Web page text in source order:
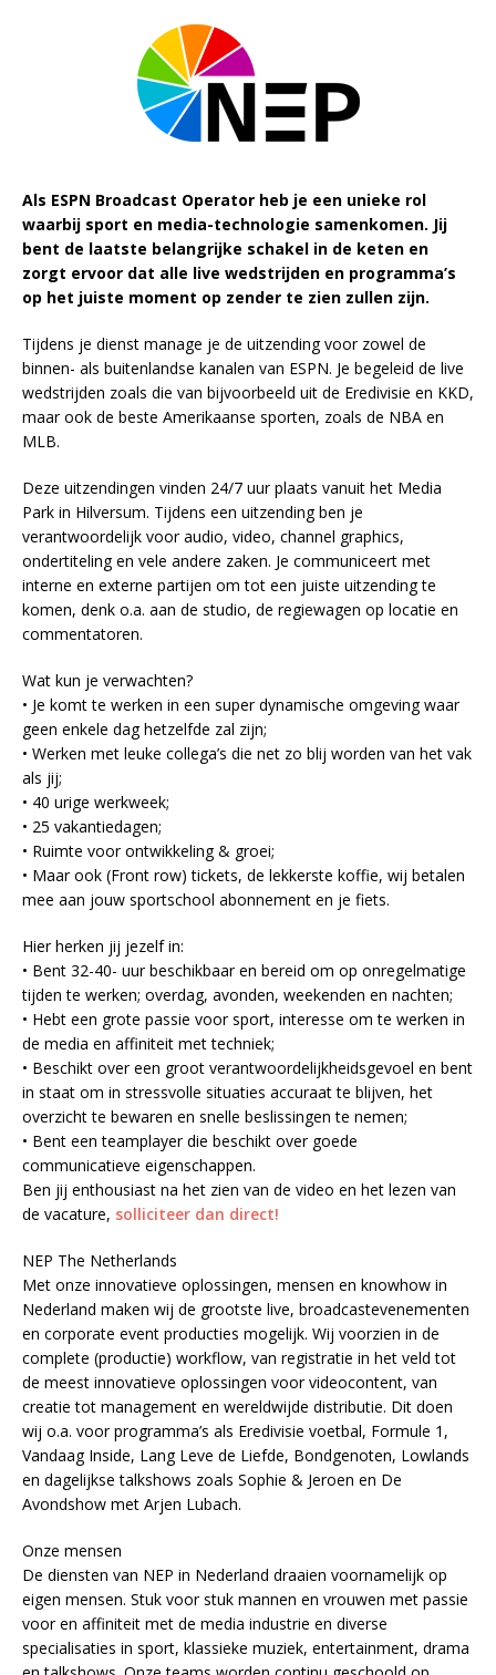
Als ESPN Broadcast Operator heb je een unieke rol
waarbij sport en media-technologie samenkomen. Jij
bent de laatste belangrijke schakel in de keten en
zorgt ervoor dat alle live wedstrijden en programma’s
op het juiste moment op zender te zien zullen zijn.
Tijdens je dienst manage je de uitzending voor zowel de
binnen- als buitenlandse kanalen van ESPN. Je begeleid de live
wedstrijden zoals die van bijvoorbeeld uit de Eredivisie en KKD,
maar ook de beste Amerikaanse sporten, zoals de NBA en
MLB.
Deze uitzendingen vinden 24/7 uur plaats vanuit het Media
Park in Hilversum. Tijdens een uitzending ben je
verantwoordelijk voor audio, video, channel graphics,
ondertiteling en vele andere zaken. Je communiceert met
interne en externe partijen om tot een juiste uitzending te
komen, denk o.a. aan de studio, de regiewagen op locatie en
commentatoren.
Wat kun je verwachten?
• Je komt te werken in een super dynamische omgeving waar
geen enkele dag hetzelfde zal zijn;
• Werken met leuke collega’s die net zo blij worden van het vak
als jij;
• 40 urige werkweek;
• 25 vakantiedagen;
• Ruimte voor ontwikkeling & groei;
• Maar ook (Front row) tickets, de lekkerste koffie, wij betalen
mee aan jouw sportschool abonnement en je fiets.
Hier herken jij jezelf in:
• Bent 32-40- uur beschikbaar en bereid om op onregelmatige
tijden te werken; overdag, avonden, weekenden en nachten;
• Hebt een grote passie voor sport, interesse om te werken in
de media en affiniteit met techniek;
• Beschikt over een groot verantwoordelijkheidsgevoel en bent
in staat om in stressvolle situaties accuraat te blijven, het
overzicht te bewaren en snelle beslissingen te nemen;
• Bent een teamplayer die beschikt over goede
communicatieve eigenschappen.
Ben jij enthousiast na het zien van de video en het lezen van
de vacature, solliciteer dan direct!
NEP The Netherlands
Met onze innovatieve oplossingen, mensen en knowhow in
Nederland maken wij de grootste live, broadcastevenementen
en corporate event producties mogelijk. Wij voorzien in de
complete (productie) workflow, van registratie in het veld tot
de meest innovatieve oplossingen voor videocontent, van
creatie tot management en wereldwijde distributie. Dit doen
wij o.a. voor programma’s als Eredivisie voetbal, Formule 1,
Vandaag Inside, Lang Leve de Liefde, Bondgenoten, Lowlands
en dagelijkse talkshows zoals Sophie & Jeroen en De
Avondshow met Arjen Lubach.
Onze mensen
De diensten van NEP in Nederland draaien voornamelijk op
eigen mensen. Stuk voor stuk mannen en vrouwen met passie
voor en affiniteit met de media industrie en diverse
specialisaties in sport, klassieke muziek, entertainment, drama